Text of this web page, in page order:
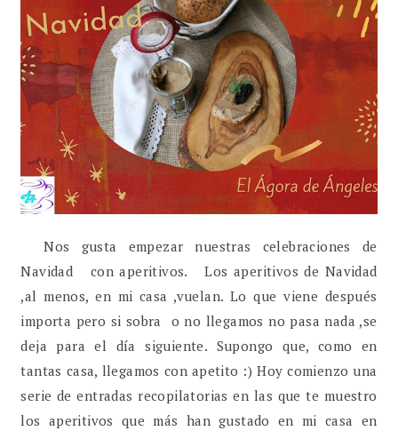
Nos gusta empezar nuestras celebraciones de
Navidad con aperitivos. Los aperitivos de Navidad
,al menos, en mi casa ,vuelan. Lo que viene después
importa pero si sobra o no llegamos no pasa nada ,se
deja para el día siguiente. Supongo que, como en
tantas casa, llegamos con apetito :) Hoy comienzo una
serie de entradas recopilatorias en las que te muestro
los aperitivos que más han gustado en mi casa en